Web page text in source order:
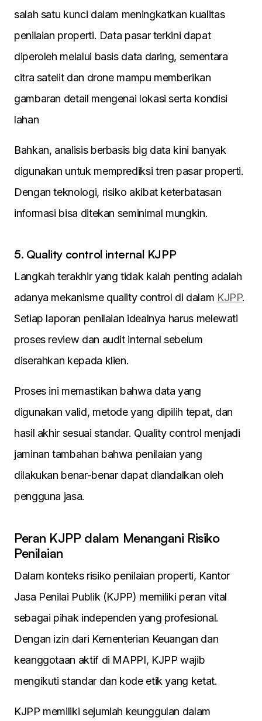
salah satu kunci dalam meningkatkan kualitas
penilaian properti. Data pasar terkini dapat
diperoleh melalui basis data daring, sementara
citra satelit dan drone mampu memberikan
gambaran detail mengenai lokasi serta kondisi
lahan
Bahkan, analisis berbasis big data kini banyak
digunakan untuk memprediksi tren pasar properti.
Dengan teknologi, risiko akibat keterbatasan
informasi bisa ditekan seminimal mungkin.
5. Quality control internal KJPP
Langkah terakhir yang tidak kalah penting adalah
adanya mekanisme quality control di dalam KJPP.
Setiap laporan penilaian idealnya harus melewati
proses review dan audit internal sebelum
diserahkan kepada klien.
Proses ini memastikan bahwa data yang
digunakan valid, metode yang dipilih tepat, dan
hasil akhir sesuai standar. Quality control menjadi
jaminan tambahan bahwa penilaian yang
dilakukan benar-benar dapat diandalkan oleh
pengguna jasa.
Peran KJPP dalam Menangani Risiko
Penilaian
Dalam konteks risiko penilaian properti, Kantor
Jasa Penilai Publik (KJPP) memiliki peran vital
sebagai pihak independen yang profesional.
Dengan izin dari Kementerian Keuangan dan
keanggotaan aktif di MAPPI, KJPP wajib
mengikuti standar dan kode etik yang ketat.
KJPP memiliki sejumlah keunggulan dalam